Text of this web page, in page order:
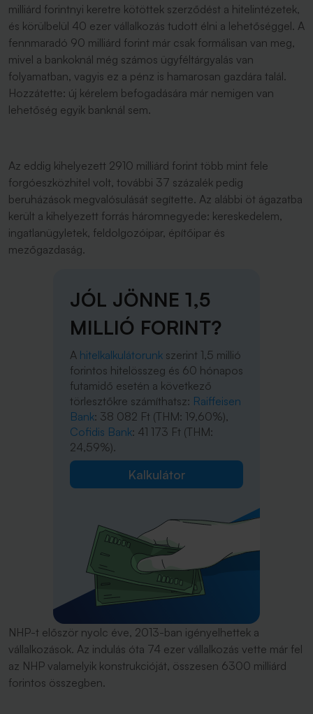
milliárd forintnyi keretre kötöttek szerződést a hitelintézetek,
és körülbelül 40 ezer vállalkozás tudott élni a lehetőséggel. A
fennmaradó 90 milliárd forint már csak formálisan van meg,
mivel a bankoknál még számos ügyféltárgyalás van
folyamatban, vagyis ez a pénz is hamarosan gazdára talál.
Hozzátette: új kérelem befogadására már nemigen van
lehetőség egyik banknál sem.
Az eddig kihelyezett 2910 milliárd forint több mint fele
forgóeszközhitel volt, további 37 százalék pedig
beruházások megvalósulását segítette. Az alábbi öt ágazatba
került a kihelyezett forrás háromnegyede: kereskedelem,
ingatlanügyletek, feldolgozóipar, építőipar és
mezőgazdaság.
JÓL JÖNNE 1,5
MILLIÓ FORINT?
A hitelkalkulátorunk szerint 1,5 millió
forintos hitelösszeg és 60 hónapos
futamidő esetén a következő
törlesztőkre számíthatsz: Raiffeisen
Bank: 38 082 Ft (THM: 19,60%),
Cofidis Bank: 41 173 Ft (THM:
24,59%).
Kalkulátor
NHP-t először nyolc éve, 2013-ban igényelhettek a
vállalkozások. Az indulás óta 74 ezer vállalkozás vette már fel
az NHP valamelyik konstrukcióját, összesen 6300 milliárd
forintos összegben.